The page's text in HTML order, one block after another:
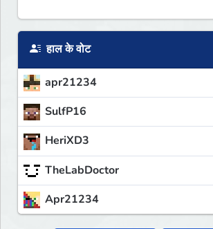
हाल के वोट
apr21234
SulfP16
HeriXD3
TheLabDoctor
Apr21234